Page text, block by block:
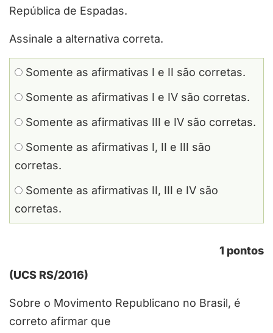
República de Espadas.
Assinale a alternativa correta.
Somente as afirmativas I e II são corretas.
Somente as afirmativas I e IV são corretas.
Somente as afirmativas III e IV são corretas.
Somente as afirmativas I, II e III são
corretas.
Somente as afirmativas II, III e IV são
corretas.
1 pontos
(UCS RS/2016)
Sobre o Movimento Republicano no Brasil, é
correto afirmar que